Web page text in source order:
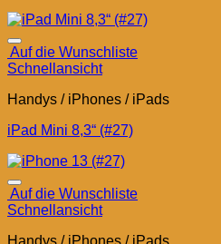
Auf die Wunschliste
Schnellansicht
Handys / iPhones / iPads
iPad Mini 8,3“ (#27)
Auf die Wunschliste
Schnellansicht